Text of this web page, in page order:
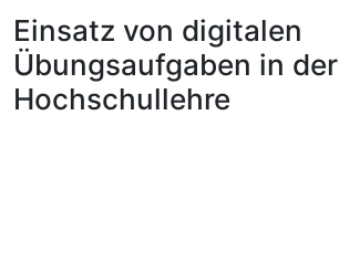
FAQ
Leitlinien
Zurück zur Startseite
Einsatz von digitalen
Übungsaufgaben in der
Hochschullehre